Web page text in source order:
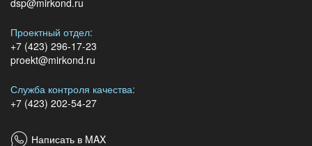
Проектный отдел:
+7 (423) 296-17-23
proekt@mirkond.ru
Служба контроля качества:
+7 (423) 202-54-27
Написать в MAX